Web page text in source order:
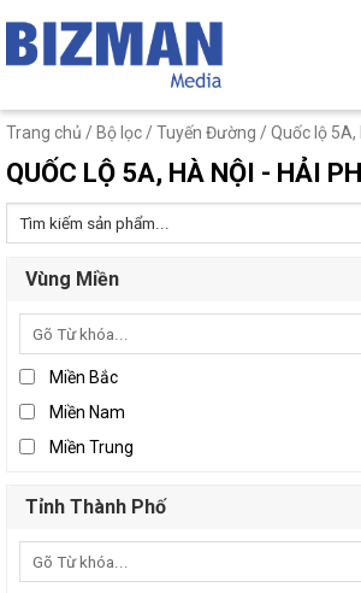
Trang chủ / Bộ lọc /Tuyến Đường / Quốc lộ 5A,
QUỐC LỘ 5A, HÀ NỘI - HẢI
kiếm:
Vùng Miền
Miền Bắc
Miền Nam
Miền Trung
Tỉnh Thành Phố